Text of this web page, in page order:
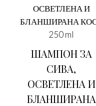
ШАМПОН ЗА
СИВА,
ОСВЕТЛЕНА И
БЛАНШИРАНА